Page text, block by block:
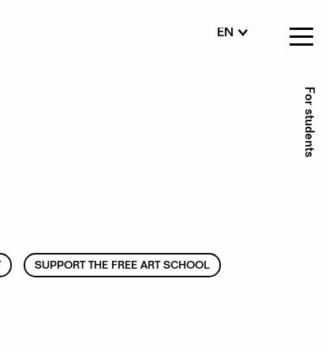
EN
For students
SUPPORT THE FREE ART SCHOOL